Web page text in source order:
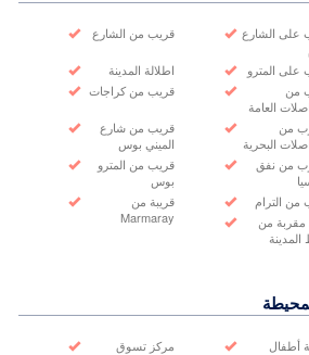
قريب من الشارع
على الشارع
اطلالة المدينة
على المترو
قريب من كراجات
من
العامة
قريب من شارع
الميني بوس
من
البحرية
قريب من المترو
بوس
من نفق
قريبة من
Marmaray
من الترام
من
مركز تسوق
أطفال